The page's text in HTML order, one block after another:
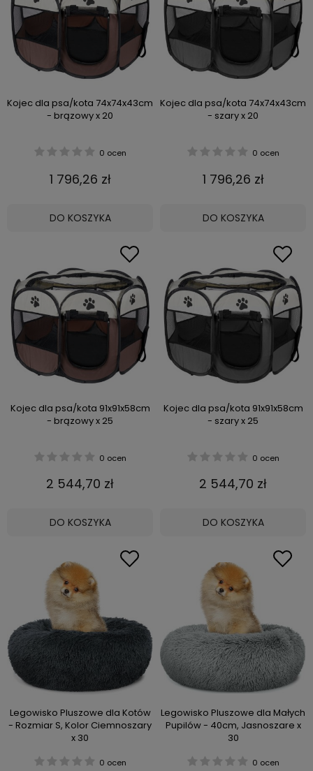
Kojec dla psa/kota 74x74x43cm
- brązowy x 20
0 ocen
1 796,26 zł
DO KOSZYKA
Kojec dla psa/kota 74x74x43cm
- szary x 20
0 ocen
1 796,26 zł
DO KOSZYKA
Kojec dla psa/kota 91x91x58cm
- brązowy x 25
0 ocen
2 544,70 zł
DO KOSZYKA
Kojec dla psa/kota 91x91x58cm
- szary x 25
0 ocen
2 544,70 zł
DO KOSZYKA
Legowisko Pluszowe dla Kotów
- Rozmiar S, Kolor Ciemnoszary
x 30
0 ocen
Legowisko Pluszowe dla Małych
Pupilów - 40cm, Jasnoszare x
30
0 ocen